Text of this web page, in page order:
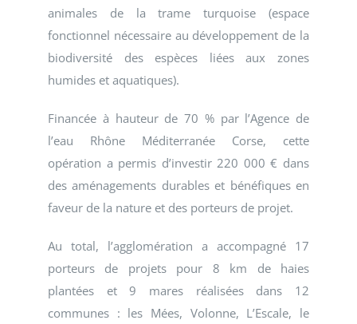
animales de la trame turquoise (espace
fonctionnel nécessaire au développement de la
biodiversité des espèces liées aux zones
humides et aquatiques).
Financée à hauteur de 70 % par l’Agence de
l’eau Rhône Méditerranée Corse, cette
opération a permis d’investir 220 000 € dans
des aménagements durables et bénéfiques en
faveur de la nature et des porteurs de projet.
Au total, l’agglomération a accompagné 17
porteurs de projets pour 8 km de haies
plantées et 9 mares réalisées dans 12
communes : les Mées, Volonne, L’Escale, le